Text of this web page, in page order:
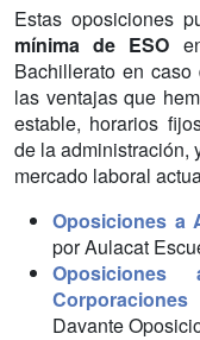
Estas oposiciones
mínima de ESO
Bachillerato en
las ventajas que
estable, horarios
de la administración,
mercado laboral
Oposiciones a
por Aulacat
Davante